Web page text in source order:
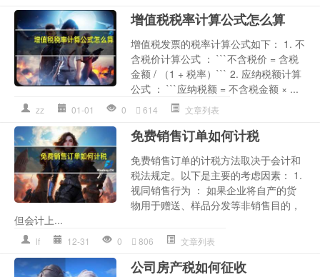
增值税税率计算公式怎么算
增值税发票的税率计算公式如下： 1. 不
含税价计算公式 ： ```不含税价 = 含税
金额 / （1 + 税率）``` 2. 应纳税额计算
公式 ： ```应纳税额 = 不含税金额 × ...
zz 01-01 0 614 文章列表
免费销售订单如何计税
免费销售订单的计税方法取决于会计和
税法规定。以下是主要的考虑因素： 1.
视同销售行为 ： 如果企业将自产的货
物用于赠送、样品分发等非销售目的，
但会计上...
lf 12-31 0 806 文章列表
公司房产税如何征收